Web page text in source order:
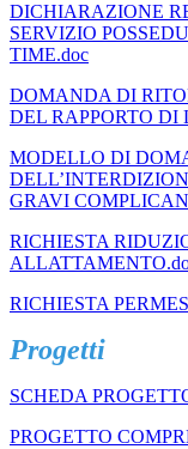
DICHIARAZIONE
SERVIZIO
TIME.doc
DOMANDA DI
DEL RAPPORTO DI
MODELLO DI
GRAVI
RICHIESTA
RICHIESTA
Progetti
SCHEDA
PROGETTO